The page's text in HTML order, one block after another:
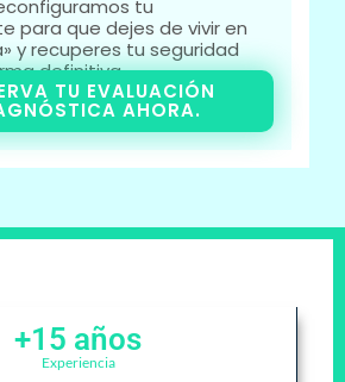
tu
para que dejes de vivir en
y recuperes tu seguridad
definitiva.
TU EVALUACIÓN
AHORA.
Experiencia
+15 años